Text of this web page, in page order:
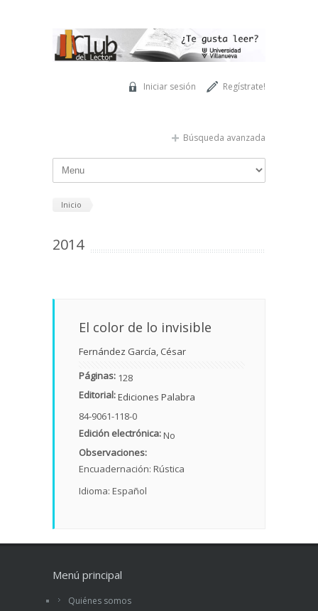
Regístrate!
Iniciar sesión
Búsqueda avanzada
Inicio
2014
El color de lo invisible
Fernández García, César
Páginas: 128
Editorial:Ediciones Palabra
84-9061-118-0
Edición electrónica:No
Observaciones:
Encuadernación: Rústica
Idioma: Español
Menú principal
Quiénes somos